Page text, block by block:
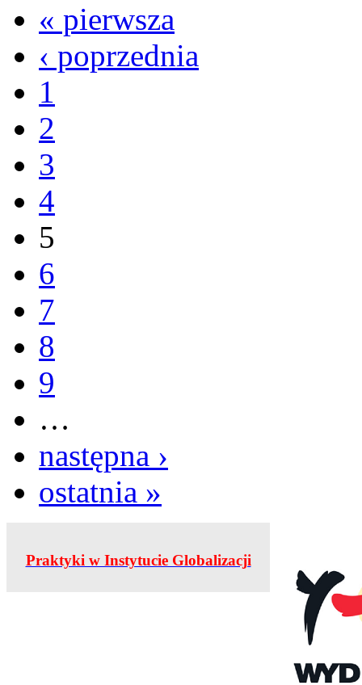
« pierwsza
‹ poprzednia
1
2
3
4
5
6
7
8
9
…
następna ›
ostatnia »
Praktyki w Instytucie Globalizacji